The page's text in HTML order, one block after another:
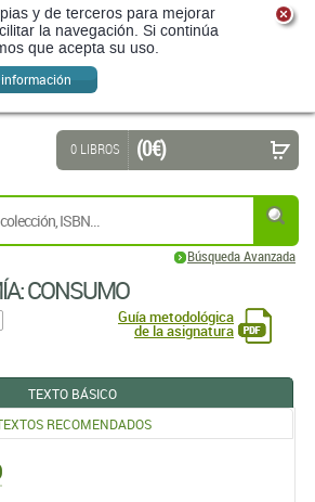
y de terceros para mejorar
la navegación. Si continúa
que acepta su uso.
Búsqueda Avanzada
0 LIBROS (0 €)
CONSUMO
Guía metodológica
de la asignatura
TEXTO BÁSICO
RECOMENDADOS